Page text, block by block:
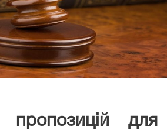
пропозицій